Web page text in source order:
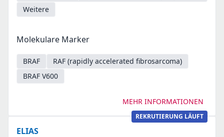
Weitere
Molekulare Marker
BRAF
RAF (rapidly accelerated fibrosarcoma)
BRAF V600
MEHR INFORMATIONEN
REKRUTIERUNG LÄUFT
ELIAS